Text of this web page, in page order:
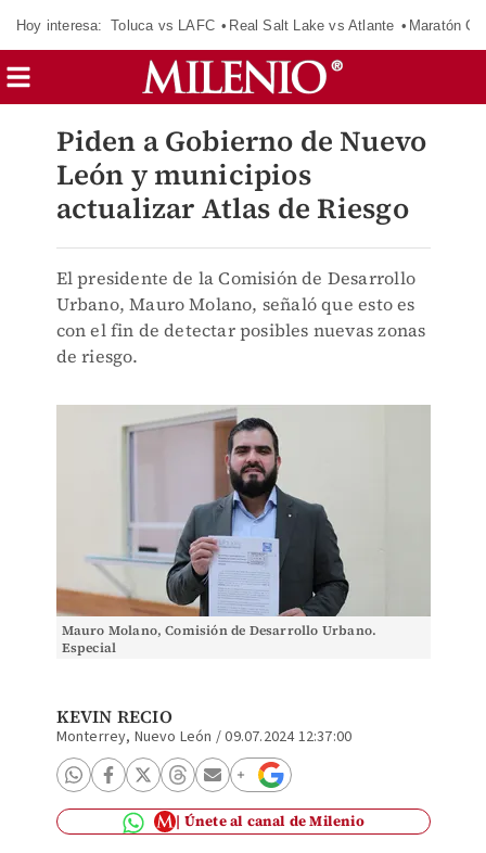
Hoy interesa: Toluca vs LAFC Real Salt Lake vs Atlante Maratón
Piden a Gobierno de Nuevo
León y municipios
actualizar Atlas de Riesgo
El presidente de la Comisión de Desarrollo
Urbano, Mauro Molano, señaló que esto es
con el fin de detectar posibles nuevas zonas
de riesgo.
Mauro Molano, Comisión de Desarrollo Urbano.
Especial
KEVIN RECIO
Monterrey, Nuevo León /09.07.2024 12:37:00
Únete al canal de Milenio